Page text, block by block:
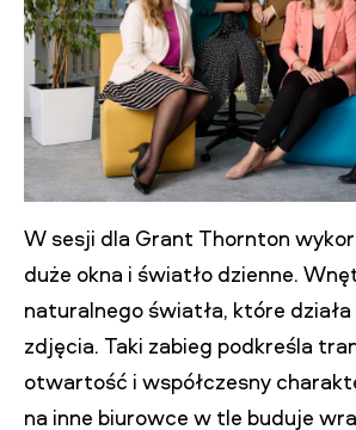
W sesji dla Grant Thornton
duże okna i światło dzienne.
naturalnego światła, które
zdjęcia. Taki zabieg podkreśla
otwartość i współczesny
na inne biurowce w tle buduje